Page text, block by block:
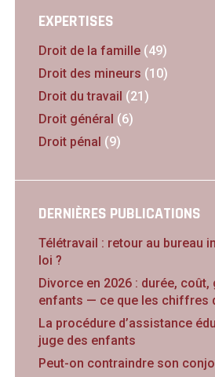
EXPERTISES
Droit de la famille(49)
Droit des mineurs (10)
Droit du travail (21)
Droit général (6)
Droit pénal (9)
DERNIÈRES PUBLICATIONS
Télétravail : retour au bureau
loi ?
Divorce en 2026 : durée, coût,
enfants — ce que les chiffres
La procédure d’assistance
juge des enfants
Peut-on contraindre son